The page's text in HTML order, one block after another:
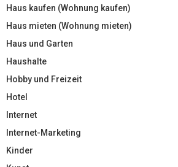
Haus kaufen (Wohnung kaufen)
Haus mieten (Wohnung mieten)
Haus und Garten
Haushalte
Hobby und Freizeit
Hotel
Internet
Internet-Marketing
Kinder